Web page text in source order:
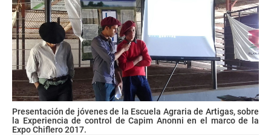
Presentación de jóvenes de la Escuela Agraria de Artigas, sobre
la Experiencia de control de Capim Anonni en el marco de la
Expo Chiflero 2017.